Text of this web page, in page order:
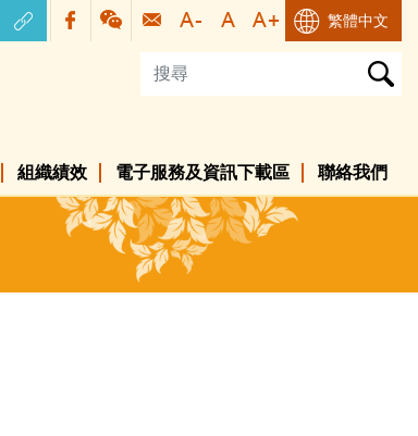
繁體中文
組織績效 電子服務及資訊下載區 聯絡我們